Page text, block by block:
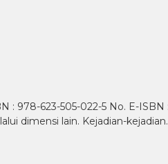
: 978-623-505-022-5 No. E-
dimensi lain. Kejadian-